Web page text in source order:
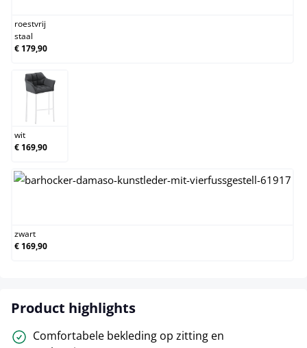
roestvrij
staal
€ 179,90
wit
wit
€ 169,90
zwart
€ 169,90
Product highlights
Comfortabele bekleding op zitting en